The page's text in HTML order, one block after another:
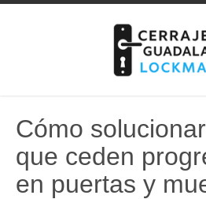
Cómo
que ceden
en puertas y